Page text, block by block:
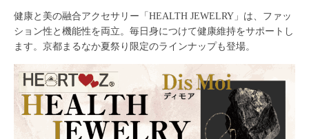
健康と美の融合アクセサリー「HEALTH JEWELRY」は、ファッ
ション性と機能性を両立。毎日身につけて健康維持をサポートし
ます。京都まるなか夏祭り限定のラインナップも登場。